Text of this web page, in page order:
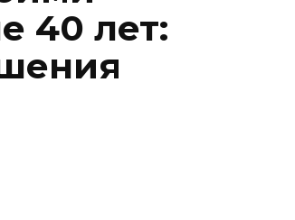
40 лет: